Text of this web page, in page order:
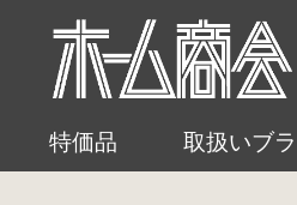
特価品 取扱いブ